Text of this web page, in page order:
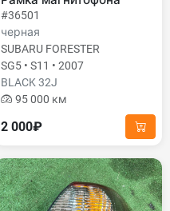
#36501
черная
SUBARU FORESTER
SG5 • S11 • 2007
BLACK 32J
95 000 км
2 000₽